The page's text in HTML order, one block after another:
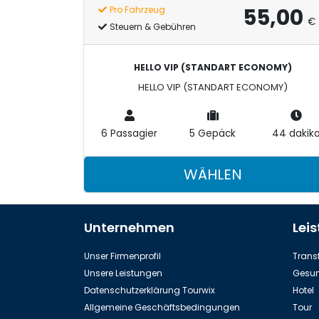
Pro Fahrzeug
Steuern & Gebühren
55,00 €
HELLO VIP (STANDART ECONOMY)
HELLO VIP (STANDART ECONOMY)
6 Passagier 5 Gepäck 44 dakika
WÄHLEN
Unternehmen
Unser Firmenprofil
Unsere Leistungen
Datenschutzerklärung Tourwix
Allgemeine Geschäftsbedingungen
Hotel
Tour